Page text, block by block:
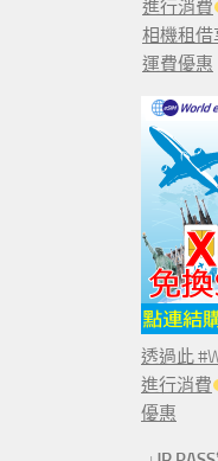
進行消費
相機租借
運費優惠
透過此
進行消費
優惠